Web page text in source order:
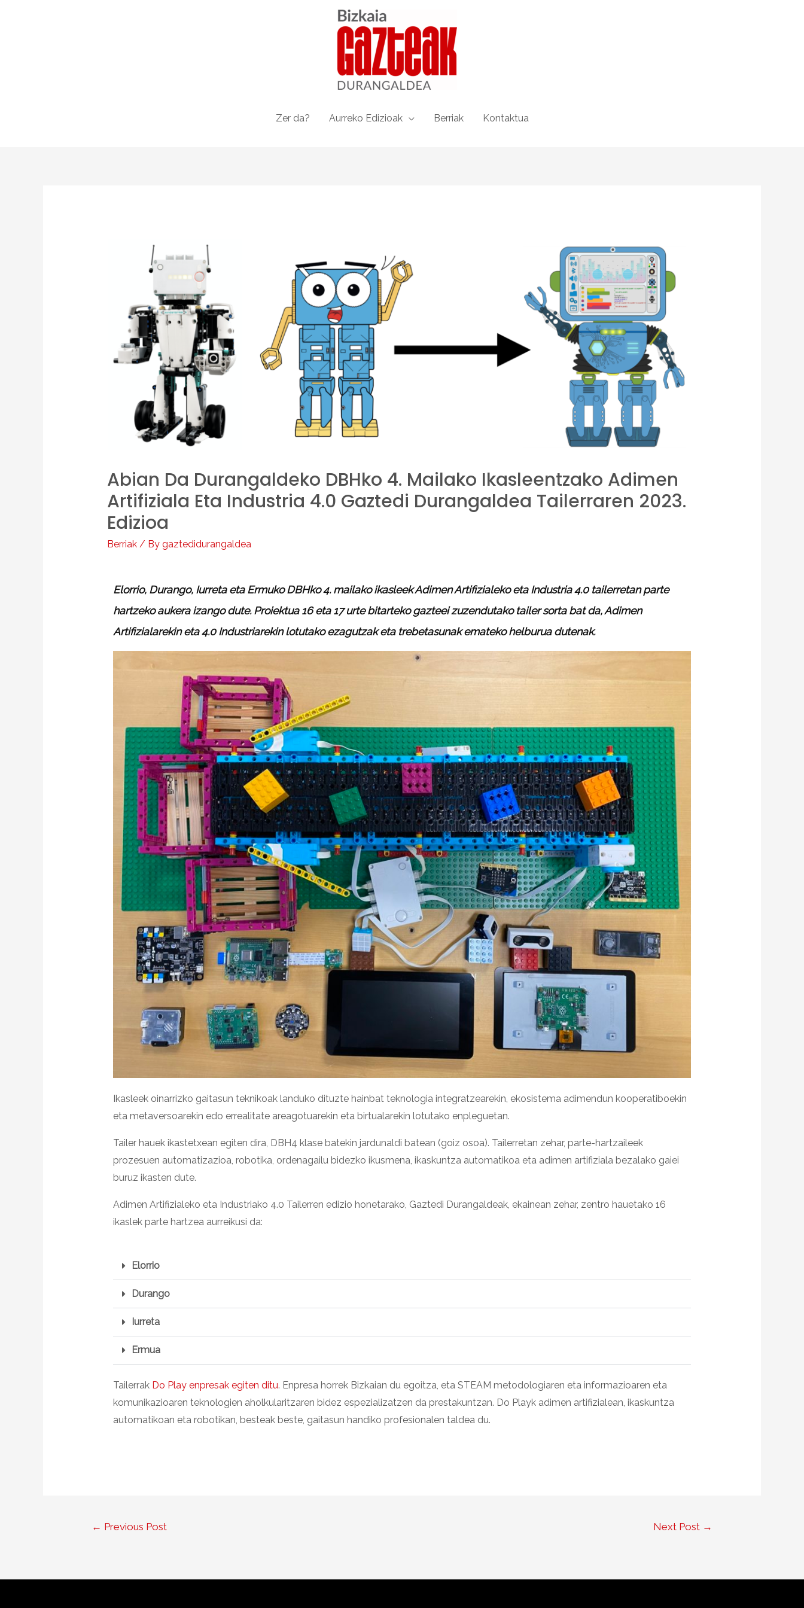
Zer da? Aurreko Edizioak Berriak Kontaktua
Abian Da Durangaldeko DBHko 4. Mailako Ikasleentzako Adimen
Artifiziala Eta Industria 4.0 Gaztedi Durangaldea Tailerraren 2023.
Edizioa
Berriak/ By gaztedidurangaldea
Elorrio, Durango, Iurreta eta Ermuko DBHko 4. mailako ikasleek Adimen Artifizialeko eta Industria 4.0 tailerretan parte
hartzeko aukera izango dute. Proiektua 16 eta 17 urte bitarteko gazteei zuzendutako tailer sorta bat da, Adimen
Artifizialarekin eta 4.0 Industriarekin lotutako ezagutzak eta trebetasunak emateko helburua dutenak.
Ikasleek oinarrizko gaitasun teknikoak landuko dituzte hainbat teknologia integratzearekin, ekosistema adimendun kooperatiboekin
eta metaversoarekin edo errealitate areagotuarekin eta birtualarekin lotutako enpleguetan.
Tailer hauek ikastetxean egiten dira, DBH4 klase batekin jardunaldi batean (goiz osoa). Tailerretan zehar, parte-hartzaileek
prozesuen automatizazioa, robotika, ordenagailu bidezko ikusmena, ikaskuntza automatikoa eta adimen artifiziala bezalako gaiei
buruz ikasten dute.
Adimen Artifizialeko eta Industriako 4.0 Tailerren edizio honetarako, Gaztedi Durangaldeak, ekainean zehar, zentro hauetako 16
ikaslek parte hartzea aurreikusi da:
Elorrio
Durango
Iurreta
Ermua
Tailerrak Do Play enpresak egiten ditu. Enpresa horrek Bizkaian du egoitza, eta STEAM metodologiaren eta informazioaren eta
komunikazioaren teknologien aholkularitzaren bidez espezializatzen da prestakuntzan. Do Playk adimen artifizialean, ikaskuntza
automatikoan eta robotikan, besteak beste, gaitasun handiko profesionalen taldea du.
← Previous Post Next Post →